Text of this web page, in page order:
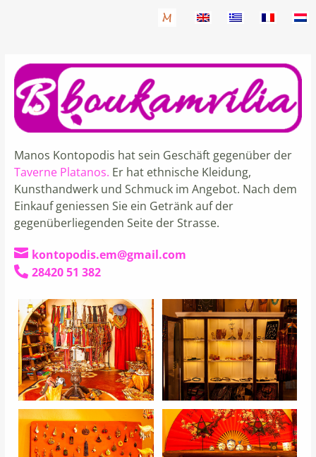
Manos Kontopodis hat sein Geschäft gegenüber der
Taverne Platanos. Er hat ethnische Kleidung,
Kunsthandwerk und Schmuck im Angebot. Nach dem
Einkauf geniessen Sie ein Getränk auf der
gegenüberliegenden Seite der Strasse.
 kontopodis.em@gmail.com
 28420 51 382